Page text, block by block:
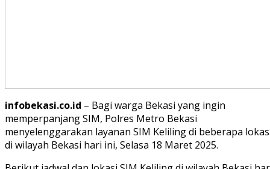
infobekasi.co.id – Bagi warga Bekasi yang ingin
memperpanjang SIM, Polres Metro Bekasi
menyelenggarakan layanan SIM Keliling di beberapa
di wilayah Bekasi hari ini, Selasa 18 Maret 2025.